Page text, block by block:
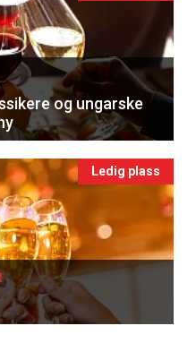
og ungarske
Ledig plass